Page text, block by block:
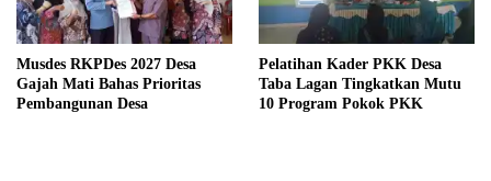
Musdes RKPDes 2027 Desa
Gajah Mati Bahas Prioritas
Pembangunan Desa
Pelatihan Kader PKK Desa
Taba Lagan Tingkatkan Mutu
10 Program Pokok PKK